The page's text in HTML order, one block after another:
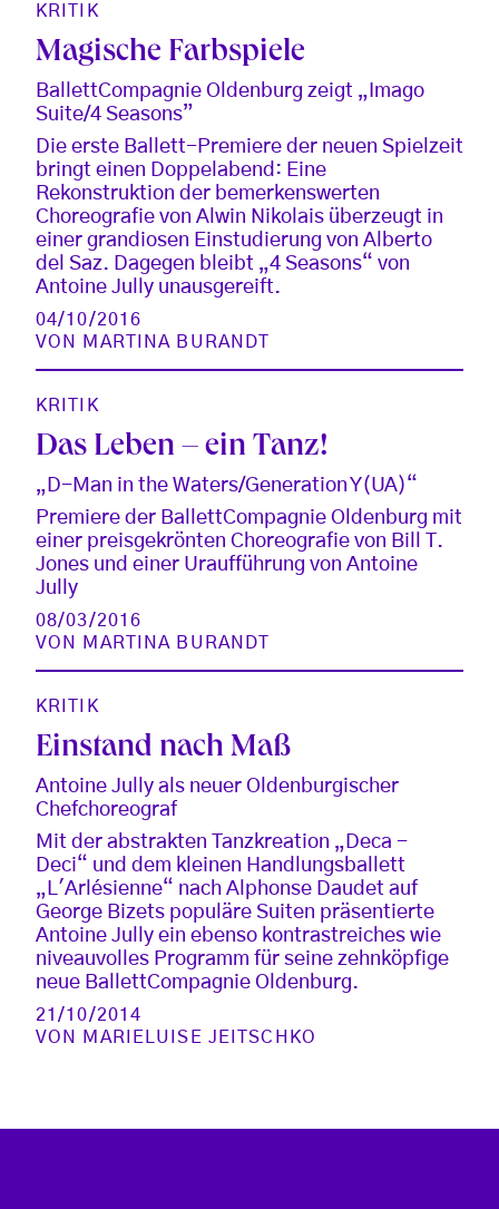
KRITIK
Magische Farbspiele
BallettCompagnie Oldenburg zeigt „Imago
Suite/4 Seasons”
Die erste Ballett-Premiere der neuen Spielzeit
bringt einen Doppelabend: Eine
Rekonstruktion der bemerkenswerten
Choreografie von Alwin Nikolais überzeugt in
einer grandiosen Einstudierung von Alberto
del Saz. Dagegen bleibt „4 Seasons“ von
Antoine Jully unausgereift.
04/10/2016
VON MARTINA BURANDT
KRITIK
Das Leben – ein Tanz!
„D-Man in the Waters/Generation Y(UA)“
Premiere der BallettCompagnie Oldenburg mit
einer preisgekrönten Choreografie von Bill T.
Jones und einer Uraufführung von Antoine
Jully
08/03/2016
VON MARTINA BURANDT
KRITIK
Einstand nach Maß
Antoine Jully als neuer Oldenburgischer
Chefchoreograf
Mit der abstrakten Tanzkreation „Deca -
Deci“ und dem kleinen Handlungsballett
„L'Arlésienne“ nach Alphonse Daudet auf
George Bizets populäre Suiten präsentierte
Antoine Jully ein ebenso kontrastreiches wie
niveauvolles Programm für seine zehnköpfige
neue BallettCompagnie Oldenburg.
21/10/2014
VON MARIELUISE JEITSCHKO